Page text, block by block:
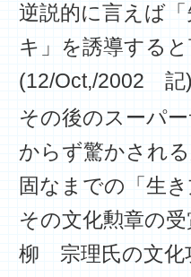
逆説的に言えば
キ」を誘導する
(12/Oct,/2002 記)
その後のスーパ
からず驚かされ
固なまでの「生
その文化勲章の
柳 宗理氏の文化